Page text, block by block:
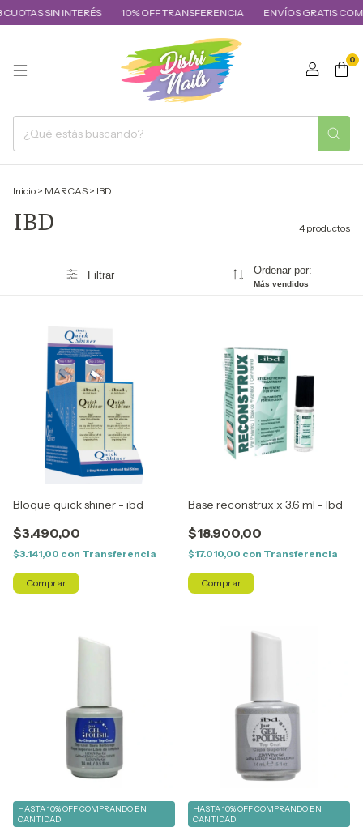
SIN INTERÉS 10% OFF TRANSFERENCIA ENVÍOS GRATIS
0
Inicio > MARCAS > IBD
IBD 4 productos
Filtrar Ordenar por:
Más vendidos
Bloque quick shiner - ibd
$3.490,00
$3.141,00 con Transferencia
Base reconstrux x 3.6 ml - Ibd
$18.900,00
$17.010,00 con Transferencia
HASTA 10% OFFCOMPRANDO EN
CANTIDAD
HASTA 10% OFFCOMPRANDO EN
CANTIDAD